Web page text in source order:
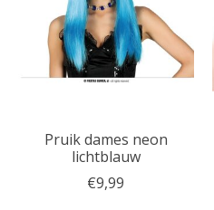
Pruik dames neon
lichtblauw
€9,99